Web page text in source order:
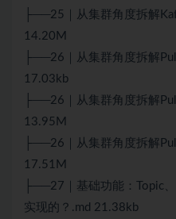
├──25｜从集群角度拆解
14.20M
├──26｜从集群角度拆解
17.03kb
├──26｜从集群角度拆解
13.95M
├──26｜从集群角度拆解
17.51M
├──27｜基础功能：Topic
实现的？.md 21.38kb